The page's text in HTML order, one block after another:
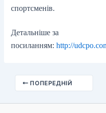
спортсменів.
Детальніше за
посиланням:http://
ПОПЕРЕДНІЙ